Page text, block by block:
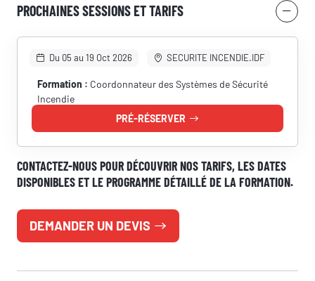
PROCHAINES SESSIONS ET TARIFS
Du 05 au 19 Oct 2026 SECURITE INCENDIE.IDF
Formation : Coordonnateur des Systèmes de Sécurité
Incendie
PRÉ-RÉSERVER
CONTACTEZ-NOUS POUR DÉCOUVRIR NOS TARIFS, LES DATES
DISPONIBLES ET LE PROGRAMME DÉTAILLÉ DE LA FORMATION.
DEMANDER UN DEVIS
RÉSERVER UNE SESSION
Prénom